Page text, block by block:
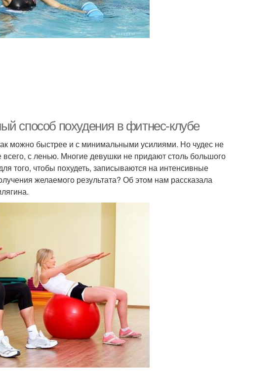
способ похудения в фитнес-клубе
можно быстрее и с минимальными усилиями. Но чудес не
с ленью. Многие девушки не придают столь большого
того, чтобы похудеть, записываются на интенсивные
желаемого результата? Об этом нам рассказала